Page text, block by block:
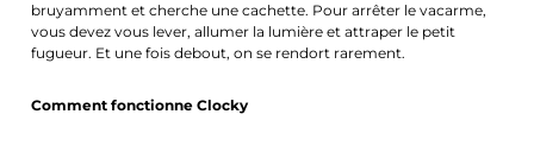
bruyamment et cherche une cachette. Pour arrêter le vacarme,
vous devez vous lever, allumer la lumière et attraper le petit
fugueur. Et une fois debout, on se rendort rarement.
Comment fonctionne Clocky